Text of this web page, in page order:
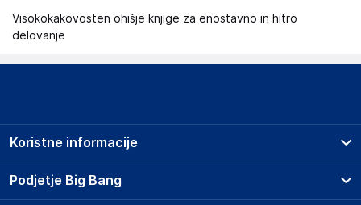
Visokokakovosten ohišje knjige za enostavno in hitro
delovanje
Podjetje Big Bang
Koristne informacije
Prodajna mesta